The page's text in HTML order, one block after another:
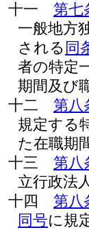
十一
第七
一般地方
される 同
者の特定
期間及び
十二
第八
規定する
た在職期
十三
第八
立行政法
十四
第八
同号に規